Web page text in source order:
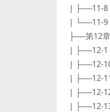
| ├──11-8
| └──11-9
├──第12
| ├──12-1
| ├──12-
| ├──12-
| ├──12-
| ├──12-